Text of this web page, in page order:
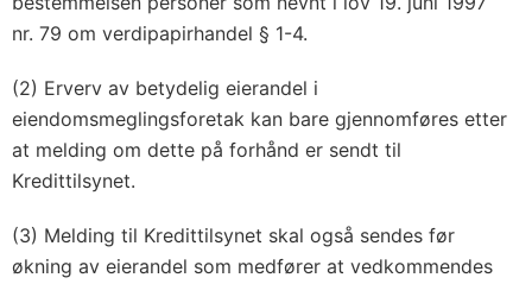
nr. 79 om verdipapirhandel § 1-4.
(2) Erverv av betydelig eierandel i
eiendomsmeglingsforetak kan bare gjennomføres etter
at melding om dette på forhånd er sendt til
Kredittilsynet.
(3) Melding til Kredittilsynet skal også sendes før
økning av eierandel som medfører at vedkommendes